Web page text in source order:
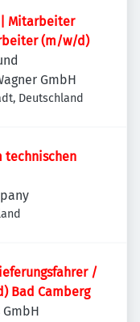
| Mitarbeiter
(m/w/d)
GmbH
Deutschland
/
Bad Camberg